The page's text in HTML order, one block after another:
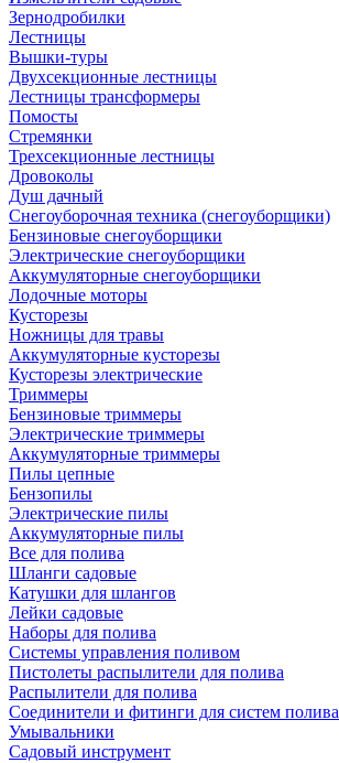
Зернодробилки
Лестницы
Вышки-туры
Двухсекционные лестницы
Лестницы трансформеры
Помосты
Стремянки
Трехсекционные лестницы
Дровоколы
Душ дачный
Снегоуборочная техника (снегоуборщики)
Бензиновые снегоуборщики
Электрические снегоуборщики
Аккумуляторные снегоуборщики
Лодочные моторы
Кусторезы
Ножницы для травы
Аккумуляторные кусторезы
Кусторезы электрические
Триммеры
Бензиновые триммеры
Электрические триммеры
Аккумуляторные триммеры
Пилы цепные
Бензопилы
Электрические пилы
Аккумуляторные пилы
Все для полива
Шланги садовые
Катушки для шлангов
Лейки садовые
Наборы для полива
Системы управления поливом
Пистолеты распылители для полива
Распылители для полива
Соединители и фитинги для систем полива
Умывальники
Садовый инструмент